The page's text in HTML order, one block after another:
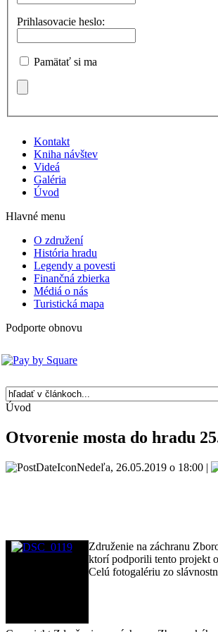
Prihlasovacie heslo:
Pamätať si ma
Kontakt
Kniha návštev
Videá
Galéria
Úvod
Hlavné menu
O združení
História hradu
Legendy a povesti
Finančná zbierka
Médiá o nás
Turistická mapa
Podporte obnovu
Úvod
Otvorenie mosta do hradu
Nedeľa, 26.05.2019 o 18:00 |
Združenie na záchranu
ktorí podporili tento projekt
Celú fotogalériu zo